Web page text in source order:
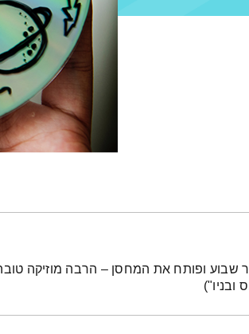
שבוע ופותח את המחסן – הרבה מוזיקה